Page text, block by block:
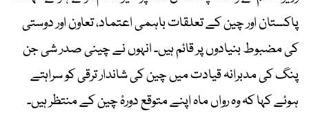
پاکستان اور چین کے تعلقات باہمی اعتماد، تعاون اور دوستی
کی مضبوط بنیادوں پر قائم ہیں۔ انہوں نے چینی صدر شی جن
پنگ کی مدبرانہ قیادت میں چین کی شاندار ترقی کو سراہتے
ہوئے کہا کہ وہ رواں ماہ اپنے متوقع دورۂ چین کے منتظر ہیں۔